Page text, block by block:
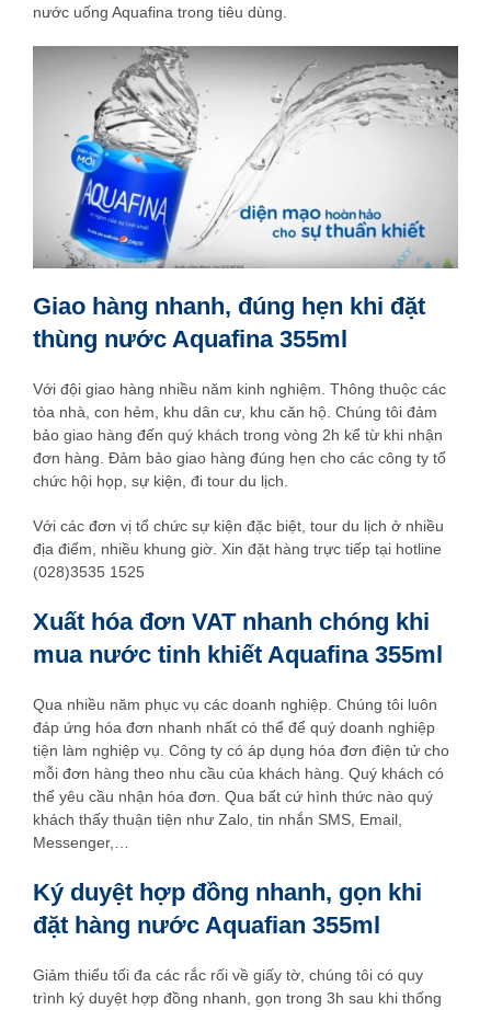
nước uống Aquafina trong tiêu dùng.
Giao hàng nhanh, đúng hẹn khi đặt
thùng nước Aquafina 355ml
Với đội giao hàng nhiều năm kinh nghiệm. Thông thuộc các
tòa nhà, con hẻm, khu dân cư, khu căn hộ. Chúng tôi đảm
bảo giao hàng đến quý khách trong vòng 2h kể từ khi nhận
đơn hàng. Đảm bảo giao hàng đúng hẹn cho các công ty tổ
chức hội họp, sự kiện, đi tour du lịch.
Với các đơn vị tổ chức sự kiện đặc biệt, tour du lịch ở nhiều
địa điểm, nhiều khung giờ. Xin đặt hàng trực tiếp tại hotline
(028)3535 1525
Xuất hóa đơn VAT nhanh chóng khi
mua nước tinh khiết Aquafina 355ml
Qua nhiều năm phục vụ các doanh nghiệp. Chúng tôi luôn
đáp ứng hóa đơn nhanh nhất có thể để quý doanh nghiệp
tiện làm nghiệp vụ. Công ty có áp dụng hóa đơn điện tử cho
mỗi đơn hàng theo nhu cầu của khách hàng. Quý khách có
thể yêu cầu nhận hóa đơn. Qua bất cứ hình thức nào quý
khách thấy thuận tiện như Zalo, tin nhắn SMS, Email,
Messenger,…
Ký duyệt hợp đồng nhanh, gọn khi
đặt hàng nước Aquafian 355ml
Giảm thiểu tối đa các rắc rối về giấy tờ, chúng tôi có quy
trình ký duyệt hợp đồng nhanh, gọn trong 3h sau khi thống